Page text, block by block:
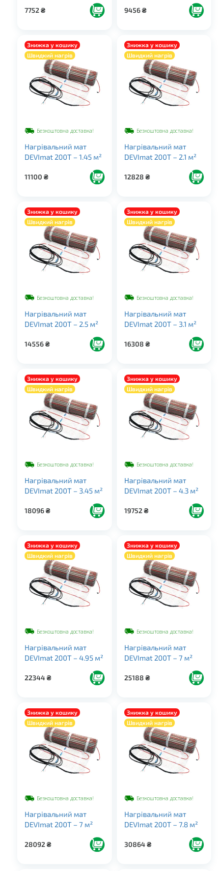
7752₴ 9456₴
Знижка у кошику
Швидкий нагрів
Безкоштовна доставка!
Нагрівальний мат
DEVImat 200T – 1.45 м²
11100 ₴
Знижка у кошику
Швидкий нагрів
Безкоштовна доставка!
Нагрівальний мат
DEVImat 200T – 2.1 м²
12828 ₴
Знижка у кошику
Швидкий нагрів
Безкоштовна доставка!
Нагрівальний мат
DEVImat 200T – 2.5 м²
14556₴
Знижка у кошику
Швидкий нагрів
Безкоштовна доставка!
Нагрівальний мат
DEVImat 200T – 3.1 м²
16308 ₴
Знижка у кошику
Швидкий нагрів
Безкоштовна доставка!
Нагрівальний мат
DEVImat 200T – 3.45 м²
18096₴
Знижка у кошику
Швидкий нагрів
Безкоштовна доставка!
Нагрівальний мат
DEVImat 200T – 4.3 м²
19752₴
Знижка у кошику
Швидкий нагрів
Безкоштовна доставка!
Нагрівальний мат
DEVImat 200T – 4.95 м²
22344₴
Знижка у кошику
Швидкий нагрів
Безкоштовна доставка!
Нагрівальний мат
DEVImat 200T – 7 м²
25188 ₴
Знижка у кошику
Швидкий нагрів
Безкоштовна доставка!
Нагрівальний мат
DEVImat 200T – 7 м²
28092₴
Знижка у кошику
Швидкий нагрів
Безкоштовна доставка!
Нагрівальний мат
DEVImat 200T – 7.8 м²
30864₴